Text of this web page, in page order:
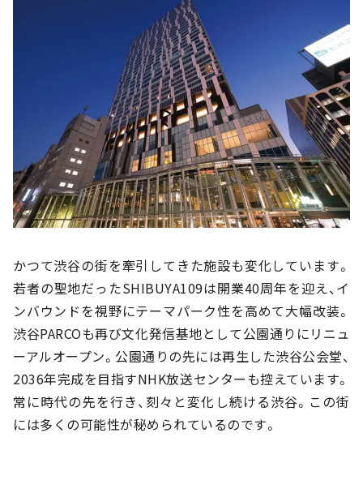
かつて渋谷の街を牽引してきた施設も変化しています。
若者の聖地だったSHIBUYA109は開業40周年を迎え、イ
ンバウンドを視野にテーマパーク性を高めて大幅改装。
渋谷PARCOも再び文化発信基地として公園通りにリニュ
ーアルオープン。公園通りの先には再生した渋谷公会堂、
2036年完成を目指すNHK放送センターも控えています。
常に時代の先を行き、刻々と変化し続ける渋谷。この街
には多くの可能性が秘められているのです。